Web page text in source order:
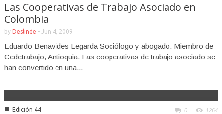
Las Cooperativas de Trabajo Asociado en
Colombia
by Deslinde - Jun 4, 2009
Eduardo Benavides Legarda Sociólogo y abogado. Miembro de
Cedetrabajo, Antioquia. Las cooperativas de trabajo asociado se
han convertido en una...
■ Edición 44 0 1264